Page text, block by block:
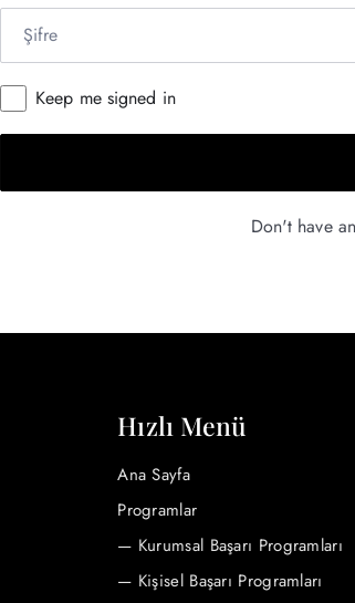
Keep me signed in
Don't have
Hızlı Menü
Ana Sayfa
Programlar
— Kurumsal Başarı Programları
— Kişisel Başarı Programları